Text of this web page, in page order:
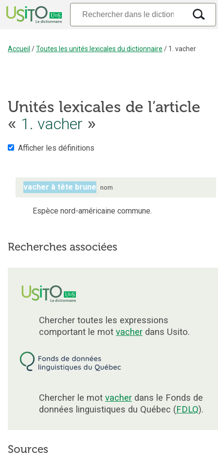
Accueil /Toutes les unités lexicales du dictionnaire / 1. vacher
Unités lexicales de l’article
« 1. vacher »
Afficher les définitions
vacher à tête brune nom
Espèce nord-américaine commune.
Recherches associées
Chercher toutes les expressions
comportant le mot vacher dans Usito.
Chercher le mot vacher dans le Fonds de
données linguistiques du Québec (FDLQ).
Sources